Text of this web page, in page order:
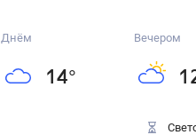
Днём
14°
Вечером